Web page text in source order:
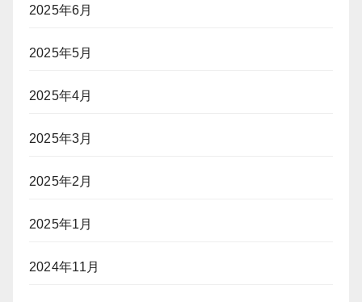
2025年6月
2025年5月
2025年4月
2025年3月
2025年2月
2025年1月
2024年11月